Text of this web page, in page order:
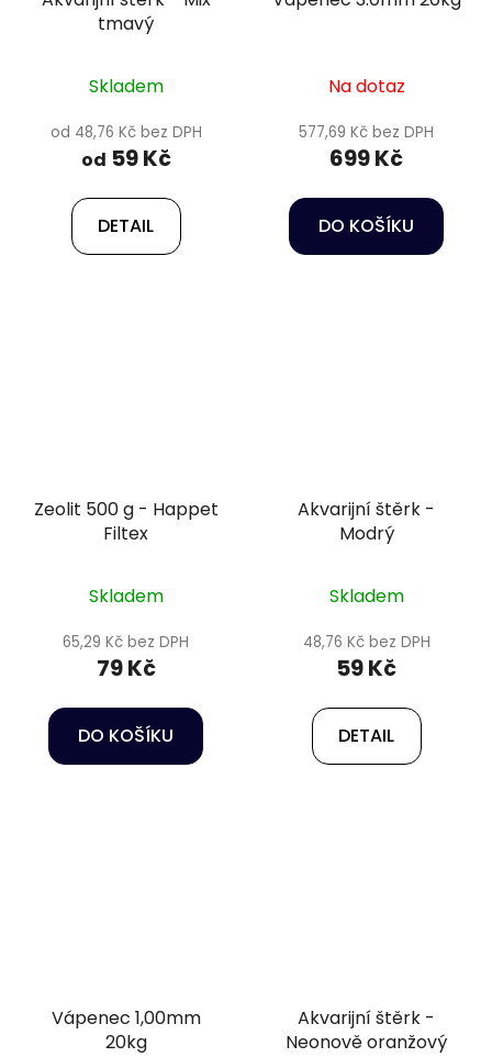
tmavý
Skladem
od 48,76 Kč bez DPH
od 59 Kč
DETAIL
Na dotaz
577,69 Kč bez DPH
699 Kč
DO KOŠÍKU
Zeolit 500 g - Happet
Filtex
Skladem
65,29 Kč bez DPH
79 Kč
DO KOŠÍKU
Akvarijní štěrk -
Modrý
Skladem
48,76 Kč bez DPH
59 Kč
DETAIL
Vápenec 1,00mm
20kg
Akvarijní štěrk -
Neonově oranžový